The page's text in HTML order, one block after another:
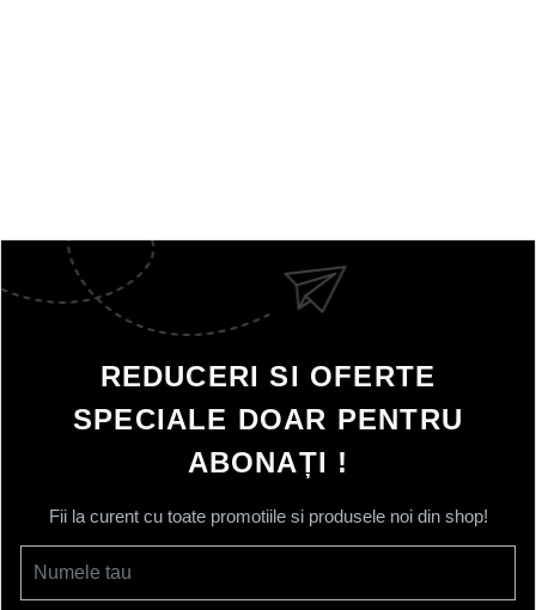
REDUCERI SI OFERTE
SPECIALE DOAR PENTRU
ABONAȚI !
Fii la curent cu toate promotiile si produsele noi din shop!
Numele tau